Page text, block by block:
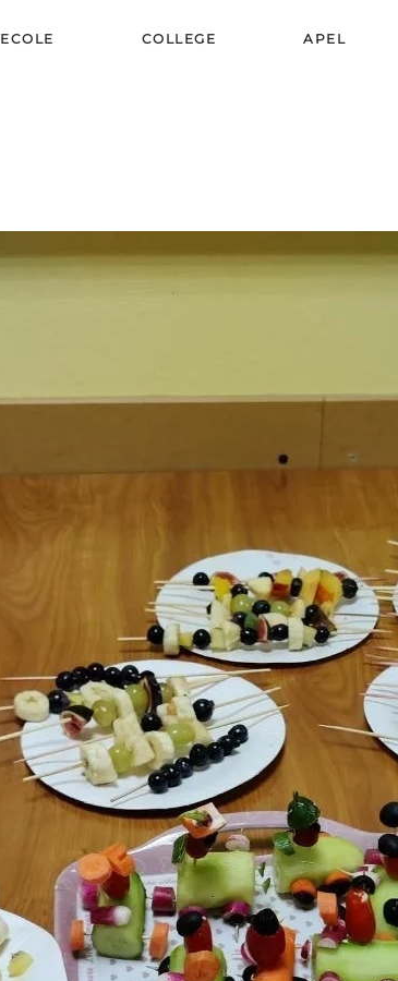
ECOLE COLLEGE APEL